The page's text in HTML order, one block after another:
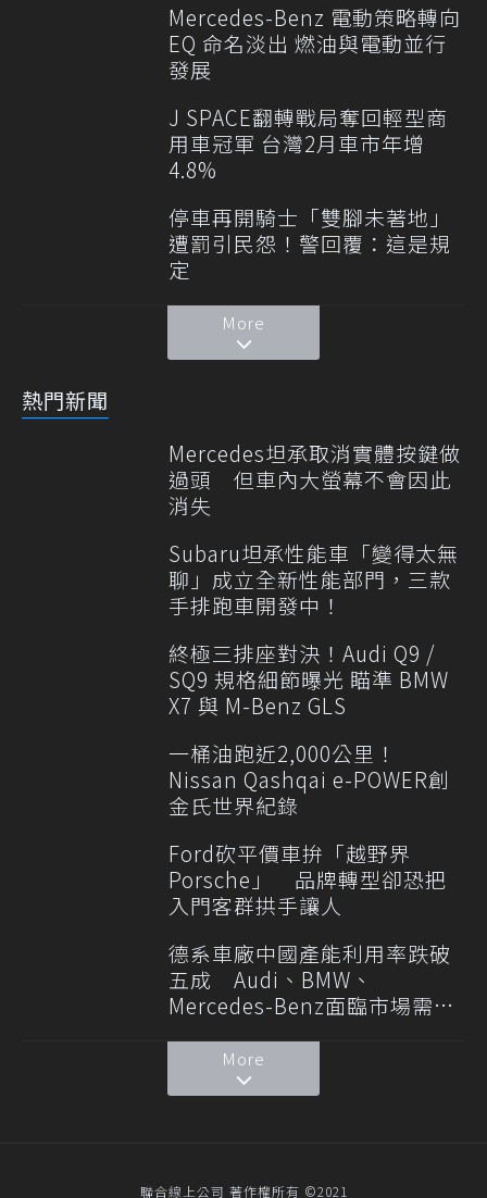
Mercedes-Benz 電動策略轉向
EQ 命名淡出 燃油與電動並行
發展
J SPACE翻轉戰局奪回輕型商
用車冠軍 台灣2月車市年增
4.8%
停車再開騎士「雙腳未著地」
遭罰引民怨！警回覆：這是規
定
More
熱門新聞
Mercedes坦承取消實體按鍵做
過頭 但車內大螢幕不會因此
消失
Subaru坦承性能車「變得太無
聊」成立全新性能部門，三款
手排跑車開發中！
終極三排座對決！Audi Q9 /
SQ9 規格細節曝光 瞄準 BMW
X7 與 M-Benz GLS
一桶油跑近2,000公里！
Nissan Qashqai e-POWER創
金氏世界紀錄
Ford砍平價車拚「越野界
Porsche」 品牌轉型卻恐把
入門客群拱手讓人
德系車廠中國產能利用率跌破
五成 Audi、BMW、
Mercedes-Benz面臨市場需求
More
聯合線上公司 著作權所有 ©2021